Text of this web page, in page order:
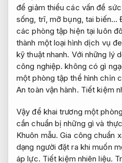
để giảm thiểu các vấn đề
sống, trĩ, mỡ bụng, tai biến…
các phòng tập hiện tại luôn
thành một loại hình dịch vụ
kỹ thuật nhanh. Với những lý
công nghiệp. không có gì
một phòng tập thể hình chỉn
An toàn vận hành. Tiết kiệm
Vậy để khai trương một
cần chuẩn bị những gì và
Khuôn mẫu. Gia công chuẩn
dạng người đặt ra khi muốn
áp lực. Tiết kiệm nhiên liệu.